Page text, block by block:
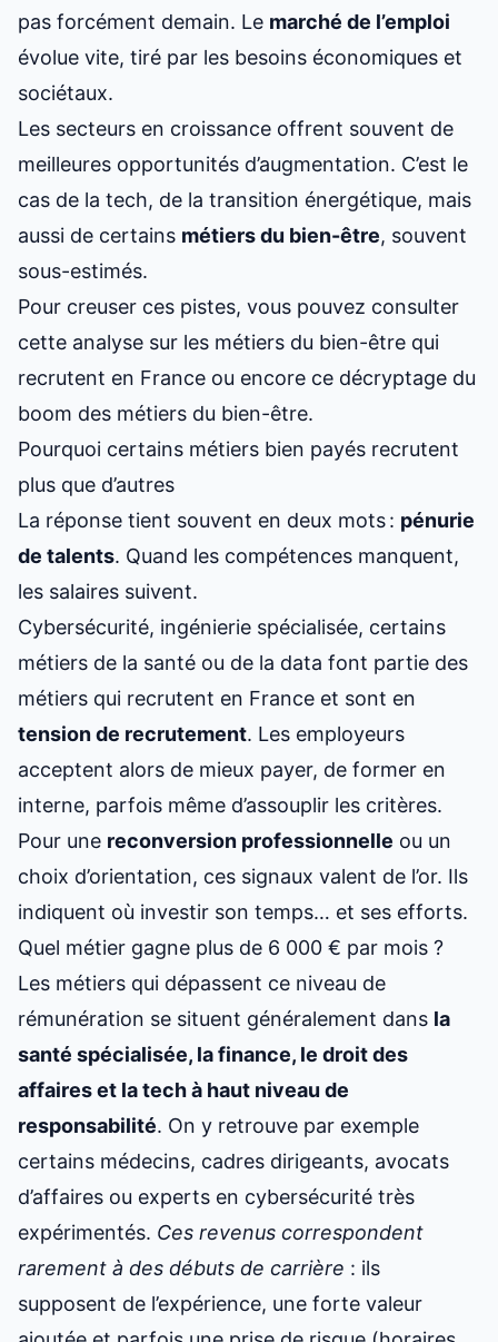
pas forcément demain. Le marché de l’emploi
évolue vite, tiré par les besoins économiques et
sociétaux.
Les secteurs en croissance offrent souvent de
meilleures opportunités d’augmentation. C’est le
cas de la tech, de la transition énergétique, mais
aussi de certains métiers du bien-être, souvent
sous-estimés.
Pour creuser ces pistes, vous pouvez consulter
cette analyse sur les métiers du bien-être qui
recrutent en France ou encore ce décryptage du
boom des métiers du bien-être.
Pourquoi certains métiers bien payés recrutent
plus que d’autres
La réponse tient souvent en deux mots : pénurie
de talents. Quand les compétences manquent,
les salaires suivent.
Cybersécurité, ingénierie spécialisée, certains
métiers de la santé ou de la data font partie des
métiers qui recrutent en France et sont en
tension de recrutement. Les employeurs
acceptent alors de mieux payer, de former en
interne, parfois même d’assouplir les critères.
Pour une reconversion professionnelle ou un
choix d’orientation, ces signaux valent de l’or. Ils
indiquent où investir son temps… et ses efforts.
Quel métier gagne plus de 6 000 € par mois ?
Les métiers qui dépassent ce niveau de
rémunération se situent généralement dans la
santé spécialisée, la finance, le droit des
affaires et la tech à haut niveau de
responsabilité. On y retrouve par exemple
certains médecins, cadres dirigeants, avocats
d’affaires ou experts en cybersécurité très
expérimentés. Ces revenus correspondent
rarement à des débuts de carrière : ils
supposent de l’expérience, une forte valeur